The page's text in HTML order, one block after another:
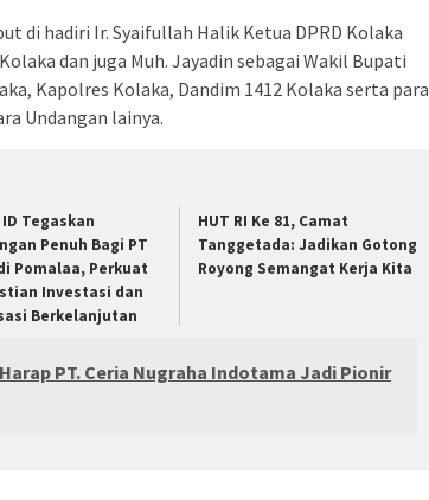
di hadiri Ir. Syaifullah Halik Ketua DPRD Kolaka
dan juga Muh. Jayadin sebagai Wakil Bupati
Kapolres Kolaka, Dandim 1412 Kolaka serta para
Undangan lainya.
ID Tegaskan
Penuh Bagi PT
Pomalaa, Perkuat
Investasi dan
Berkelanjutan
HUT RI Ke 81, Camat
Tanggetada: Jadikan Gotong
Royong Semangat Kerja Kita
PT. Ceria Nugraha Indotama Jadi Pionir